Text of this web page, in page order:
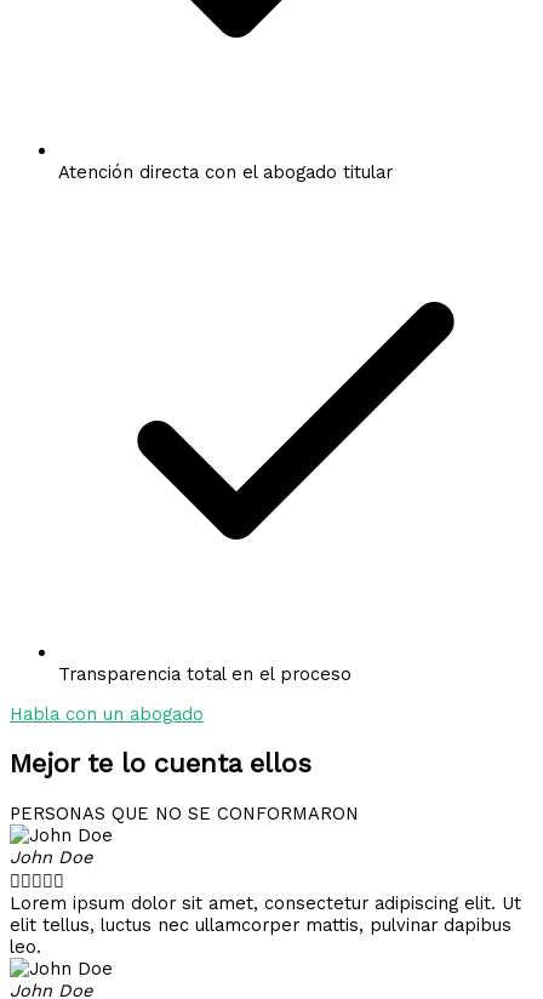
Atención directa con el abogado titular
Transparencia total en el proceso
Habla con un abogado
Mejor te lo cuenta ellos
PERSONAS QUE NO SE CONFORMARON
John Doe

Lorem ipsum dolor sit amet, consectetur adipiscing elit. Ut
elit tellus, luctus nec ullamcorper mattis, pulvinar dapibus
leo.
John Doe